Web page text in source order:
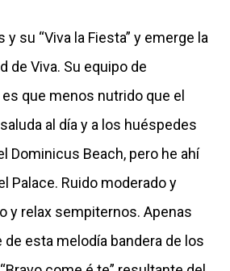
y su “Viva la Fiesta” y emerge la
de Viva. Su equipo de
que menos nutrido que el
al día y a los huéspedes
Dominicus Beach, pero he ahí
Palace. Ruido moderado y
y relax sempiternos. Apenas
esta melodía bandera de los